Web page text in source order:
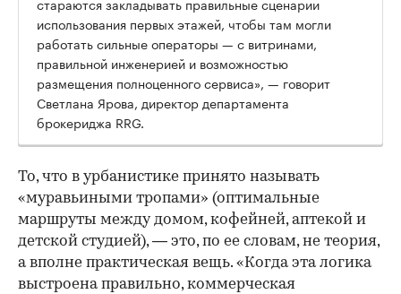
00:00
использования первых этажей, чтобы там могли
работать сильные операторы — с витринами,
правильной инженерией и возможностью
размещения полноценного сервиса», — говорит
Светлана Ярова, директор департамента
брокериджа RRG.
То, что в урбанистике принято называть
«муравьиными тропами» (оптимальные
маршруты между домом, кофейней, аптекой и
детской студией), — это, по ее словам, не теория,
а вполне практическая вещь. «Когда эта логика
выстроена правильно, коммерческая